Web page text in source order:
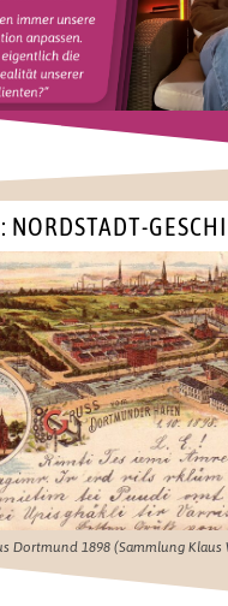
NORDSTADT-
Dortmund 1898 (Sammlung Klaus